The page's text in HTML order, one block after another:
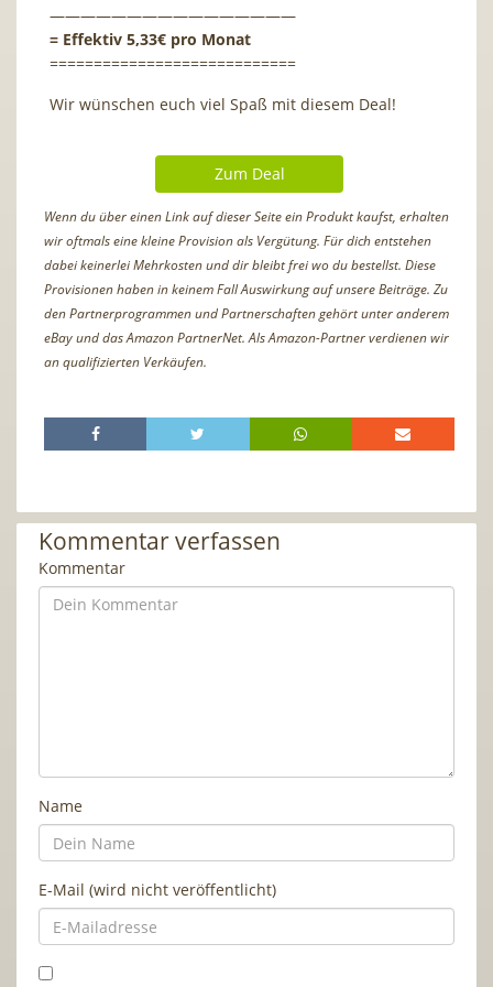
————————————————
= Effektiv 5,33€ pro Monat
============================
Wir wünschen euch viel Spaß mit diesem Deal!
Zum Deal
Wenn du über einen Link auf dieser Seite ein Produkt kaufst, erhalten
wir oftmals eine kleine Provision als Vergütung. Für dich entstehen
dabei keinerlei Mehrkosten und dir bleibt frei wo du bestellst. Diese
Provisionen haben in keinem Fall Auswirkung auf unsere Beiträge. Zu
den Partnerprogrammen und Partnerschaften gehört unter anderem
eBay und das Amazon PartnerNet. Als Amazon-Partner verdienen wir
an qualifizierten Verkäufen.
Kommentar verfassen
Kommentar
Name
E-Mail (wird nicht veröffentlicht)